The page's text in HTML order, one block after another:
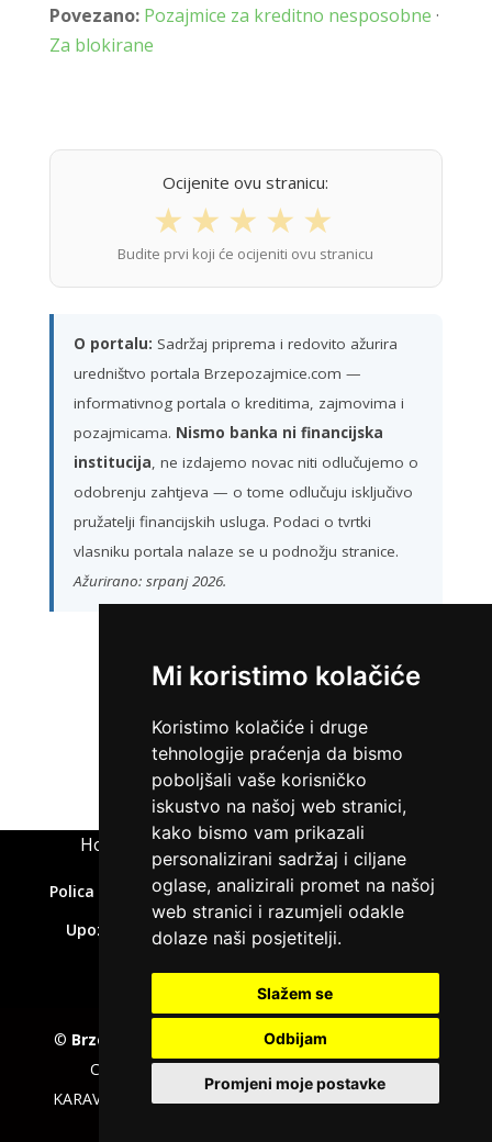
Mi koristimo kolačiće
Koristimo kolačiće i druge
tehnologije praćenja da bismo
poboljšali vaše korisničko
iskustvo na našoj web stranici,
kako bismo vam prikazali
personalizirani sadržaj i ciljane
oglase, analizirali promet na našoj
web stranici i razumjeli odakle
dolaze naši posjetitelji.
Slažem se
Odbijam
Promjeni moje postavke
Povezano: Pozajmice za kreditno nesposobne ·
Za blokirane
Ocijenite ovu stranicu:
★ ★ ★ ★ ★
Budite prvi koji će ocijeniti ovu stranicu
O portalu: Sadržaj priprema i redovito ažurira
uredništvo portala Brzepozajmice.com —
informativnog portala o kreditima, zajmovima i
pozajmicama. Nismo banka ni financijska
institucija, ne izdajemo novac niti odlučujemo o
odobrenju zahtjeva — o tome odlučuju isključivo
pružatelji financijskih usluga. Podaci o tvrtki
vlasniku portala nalaze se u podnožju stranice.
Ažurirano: srpanj 2026.
ZATRAŽI KREDIT
Home Kredit bez kreditne sposobnosti
Polica privatnosti Uvjeti korištenja
Kolačići
Upozorenje o rizicima
Affiliate disclaimer
Kontakt
© Brzepozajmice.com
EU VAT number : 205391327,
Company :KD CAPITAL LTD, Adress : UL.L.
KARAVELOV 2, ZipCode : 4000, City : Plovdiv, Country :